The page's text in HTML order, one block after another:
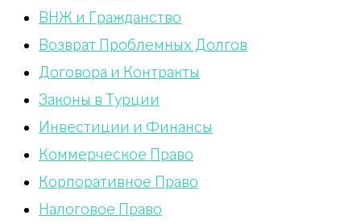
ВНЖ и Гражданство
Возврат Проблемных Долгов
Договора и Контракты
Законы в Турции
Инвестиции и Финансы
Коммерческое Право
Корпоративное Право
Налоговое Право